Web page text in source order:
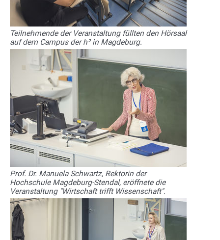
Teilnehmende der Veranstaltung füllten den Hörsaal
auf dem Campus der h² in Magdeburg.
Prof. Dr. Manuela Schwartz, Rektorin der
Hochschule Magdeburg-Stendal, eröffnete die
Veranstaltung "Wirtschaft trifft Wissenschaft".